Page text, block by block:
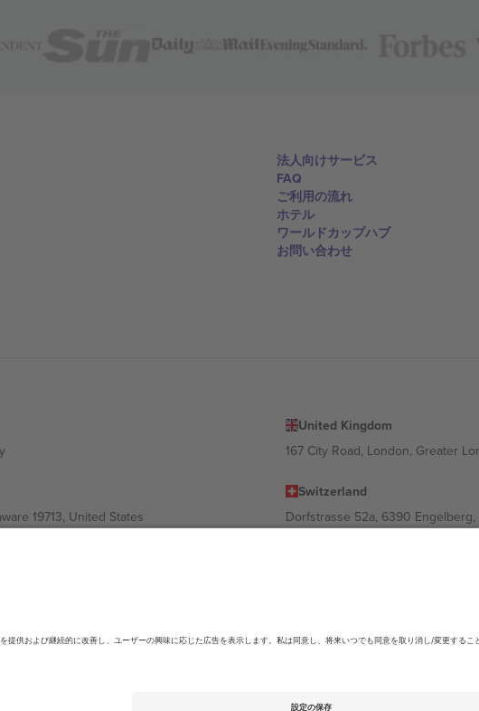
法人向けサービス
FAQ
ご利用の流れ
ホテル
ワールドカップハブ
お問い合わせ
United Kingdom
167 City Road, London, Greater
19713, United States
Switzerland
Dorfstrasse 52a, 6390
Sofia, Bulgaria
06700 Ciudad de México, CDMX, Mexico